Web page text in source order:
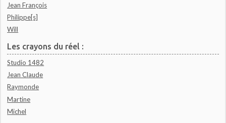
Jean François
Philippe[s]
Will
Les crayons du réel :
Studio 1482
Jean Claude
Raymonde
Martine
Michel